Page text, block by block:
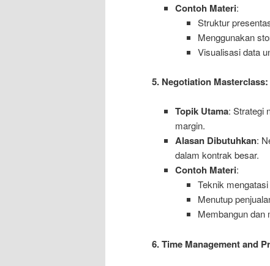
Contoh Materi:
Struktur
Menggunakan
Visualisasi data
5. Negotiation
Topik Utama: Strategi
margin.
Alasan Dibutuhkan:
dalam kontrak besar.
Contoh Materi:
Teknik
Menutup
Membangun dan
6. Time Management and